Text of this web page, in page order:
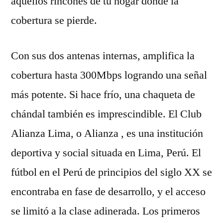
cobertura se pierde.
Con sus dos antenas internas, amplifica la
cobertura hasta 300Mbps logrando una señal
más potente. Si hace frío, una chaqueta de
chándal también es imprescindible. El Club
Alianza Lima, o Alianza , es una institución
deportiva y social situada en Lima, Perú. El
fútbol en el Perú de principios del siglo XX se
encontraba en fase de desarrollo, y el acceso
se limitó a la clase adinerada. Los primeros